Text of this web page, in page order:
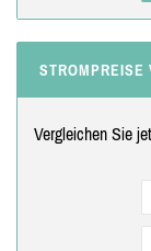
STROMPREISE
Vergleichen Sie